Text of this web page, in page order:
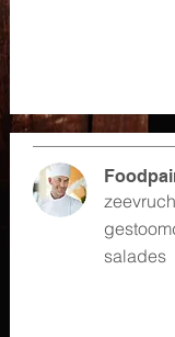
salades